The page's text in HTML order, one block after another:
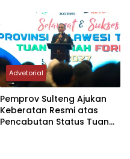
Advetorial
Pemprov Sulteng Ajukan
Keberatan Resmi atas
Pencabutan Status Tuan